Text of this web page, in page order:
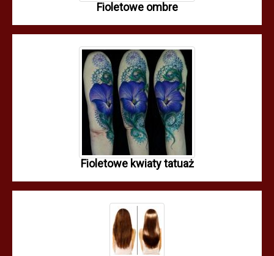
Fioletowe ombre
Fioletowe kwiaty tatuaż